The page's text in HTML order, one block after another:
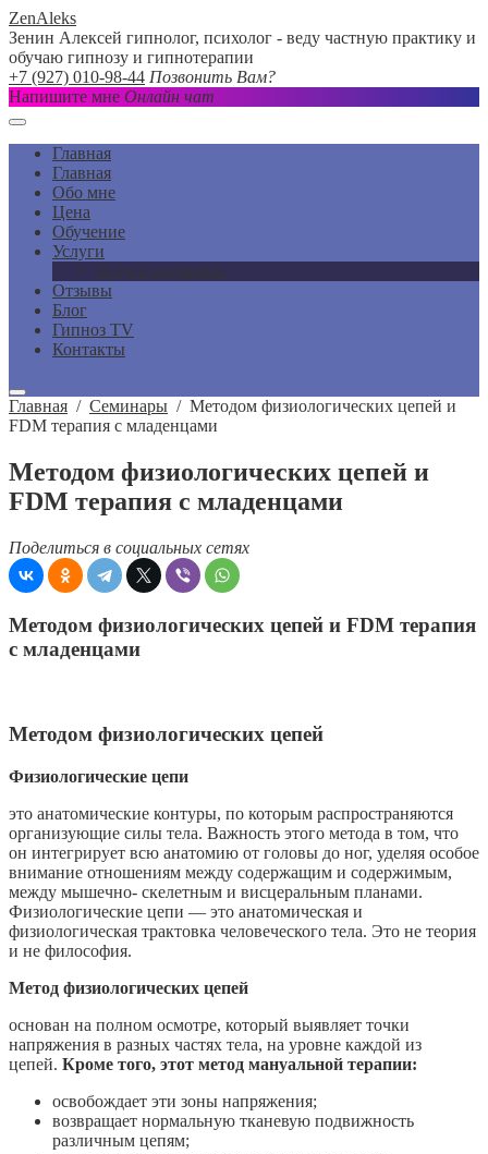
ZenAleks
Зенин Алексей гипнолог, психолог - веду частную практику и
обучаю гипнозу и гипнотерапии
+7 (927) 010-98-44 Позвонить Вам?
Напишите мне Онлайн чат
Главная
Главная
Обо мне
Цена
Обучение
Услуги
Услуги подробно
Отзывы
Блог
Гипноз TV
Контакты
Главная / Семинары / Методом физиологических цепей и
FDM терапия с младенцами
Методом физиологических цепей и
FDM терапия с младенцами
Поделиться в социальных сетях
Методом физиологических цепей и FDM терапия
с младенцами
Методом физиологических цепей
Физиологические цепи
это анатомические контуры, по которым распространяются
организующие силы тела. Важность этого метода в том, что
он интегрирует всю анатомию от головы до ног, уделяя особое
внимание отношениям между содержащим и содержимым,
между мышечно- скелетным и висцеральным планами.
Физиологические цепи — это анатомическая и
физиологическая трактовка человеческого тела. Это не теория
и не философия.
Метод физиологических цепей
основан на полном осмотре, который выявляет точки
напряжения в разных частях тела, на уровне каждой из
цепей. Кроме того, этот метод мануальной терапии:
освобождает эти зоны напряжения;
возвращает нормальную тканевую подвижность
различным цепям;